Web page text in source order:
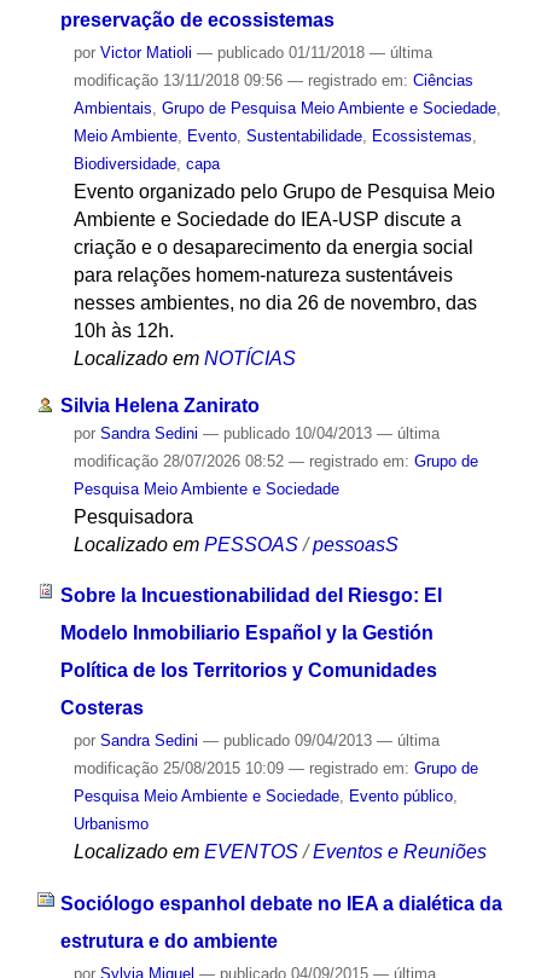
preservação de ecossistemas
por Victor Matioli — publicado01/11/2018 — última
modificação13/11/2018 09:56 — registrado em: Ciências
Ambientais, Grupo de Pesquisa Meio Ambiente e Sociedade,
Meio Ambiente, Evento, Sustentabilidade, Ecossistemas,
Biodiversidade, capa
Evento organizado pelo Grupo de Pesquisa Meio
Ambiente e Sociedade do IEA-USP discute a
criação e o desaparecimento da energia social
para relações homem-natureza sustentáveis
nesses ambientes, no dia 26 de novembro, das
10h às 12h.
Localizado em NOTÍCIAS
Silvia Helena Zanirato
por Sandra Sedini — publicado10/04/2013 — última
modificação28/07/2026 08:52 — registrado em: Grupo de
Pesquisa Meio Ambiente e Sociedade
Pesquisadora
Localizado em PESSOAS /pessoasS
Sobre la Incuestionabilidad del Riesgo: El
Modelo Inmobiliario Español y la Gestión
Política de los Territorios y Comunidades
Costeras
por Sandra Sedini — publicado09/04/2013 — última
modificação25/08/2015 10:09 — registrado em: Grupo de
Pesquisa Meio Ambiente e Sociedade, Evento público,
Urbanismo
Localizado em EVENTOS /Eventos e Reuniões
Sociólogo espanhol debate no IEA a dialética da
estrutura e do ambiente
por Sylvia Miguel — publicado04/09/2015 — última